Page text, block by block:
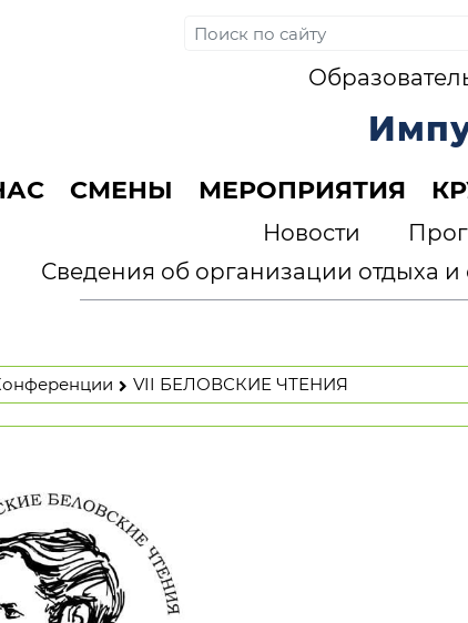
Новости
Сведения об организации отдыха и
СМЕНЫ МЕРОПРИЯТИЯ
VII БЕЛОВСКИЕ ЧТЕНИЯ